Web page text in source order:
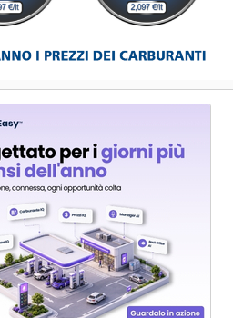
AUTO GPL E A METANO E'